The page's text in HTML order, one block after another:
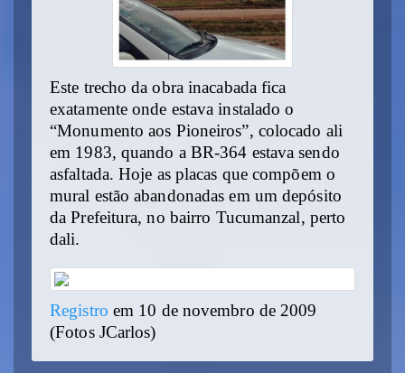
Este trecho da obra inacabada fica
exatamente onde estava instalado o
“Monumento aos Pioneiros”, colocado ali
em 1983, quando a BR-364 estava sendo
asfaltada. Hoje as placas que compõem o
mural estão abandonadas em um depósito
da Prefeitura, no bairro Tucumanzal, perto
dali.
Registro em 10 de novembro de 2009
(Fotos JCarlos)